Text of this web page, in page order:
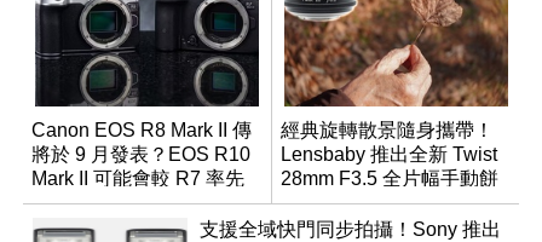
Canon EOS R8 Mark II 傳
將於 9 月發表？EOS R10
Mark II 可能會較 R7 率先
推出
經典旋轉散景隨身攜帶！
Lensbaby 推出全新 Twist
28mm F3.5 全片幅手動餅
乾鏡
支援全域快門同步拍攝！Sony 推出